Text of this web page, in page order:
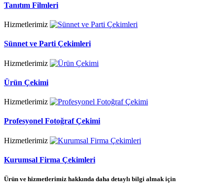
Tanıtım Filmleri
Hizmetlerimiz
Sünnet ve Parti Çekimleri
Hizmetlerimiz
Ürün Çekimi
Hizmetlerimiz
Profesyonel Fotoğraf Çekimi
Hizmetlerimiz
Kurumsal Firma Çekimleri
Ürün ve hizmetlerimiz hakkında daha detaylı bilgi almak için